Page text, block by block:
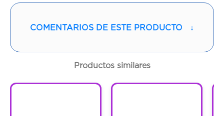
Cantidad: 1 Frasco
COMENTARIOS DE ESTE PRODUCTO ↓
Productos similares